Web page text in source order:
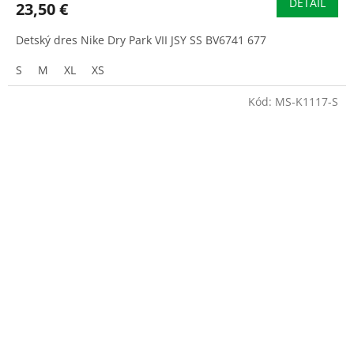
23,50 €
Detský dres Nike Dry Park VII JSY SS BV6741 677
S
M XL XS
Kód: MS-K1117-S